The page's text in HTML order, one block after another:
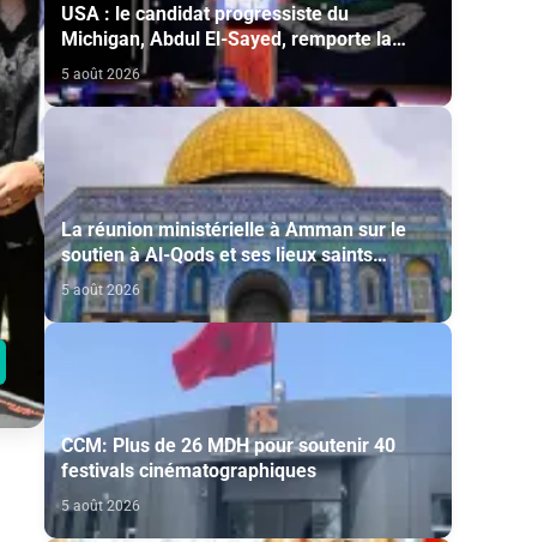
USA : le candidat progressiste du
Michigan, Abdul El-Sayed, remporte la
primaire démocrate pour le Sénat
5 août 2026
La réunion ministérielle à Amman sur le
soutien à Al-Qods et ses lieux saints
souligne l’importance du rôle du Comité Al
Qods présidé par SM le Roi
5 août 2026
CCM: Plus de 26 MDH pour soutenir 40
festivals cinématographiques
5 août 2026